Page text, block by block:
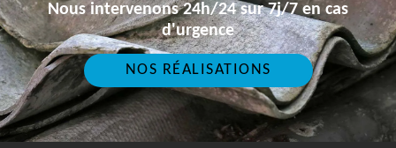
Nous intervenons 24h/24 sur 7j/7 en cas
d'urgence
NOS RÉALISATIONS